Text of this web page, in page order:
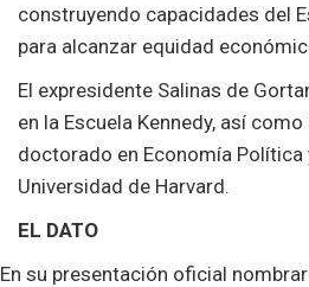
construyendo capacidades del
para alcanzar equidad
El expresidente Salinas de
en la Escuela Kennedy, así
doctorado en Economía Política
Universidad de Harvard.
EL DATO
En su presentación oficial